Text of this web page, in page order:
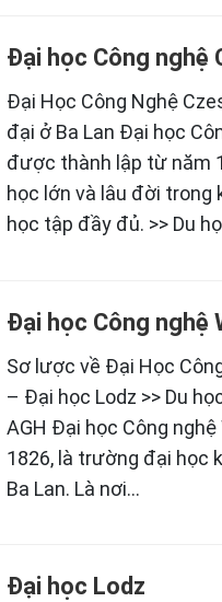
Đại học Công nghệ
Đại Học Công Nghệ
đại ở Ba Lan Đại học
được thành lập từ năm
học lớn và lâu đời trong
học tập đầy đủ. >> Du
Đại học Công nghệ
Sơ lược về Đại Học
– Đại học Lodz >> Du
AGH Đại học Công
1826, là trường đại học
Ba Lan. Là nơi…
Đại học Lodz